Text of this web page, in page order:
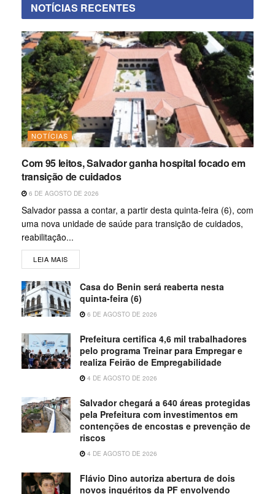
NOTÍCIAS RECENTES
NOTÍCIAS
Com 95 leitos, Salvador ganha hospital focado em
transição de cuidados
6 DE AGOSTO DE 2026
Salvador passa a contar, a partir desta quinta-feira (6), com
uma nova unidade de saúde para transição de cuidados,
reabilitação...
LEIA MAIS
Casa do Benin será reaberta nesta
quinta-feira (6)
6 DE AGOSTO DE 2026
Prefeitura certifica 4,6 mil trabalhadores
pelo programa Treinar para Empregar e
realiza Feirão de Empregabilidade
4 DE AGOSTO DE 2026
Salvador chegará a 640 áreas protegidas
pela Prefeitura com investimentos em
contenções de encostas e prevenção de
riscos
4 DE AGOSTO DE 2026
Flávio Dino autoriza abertura de dois
novos inquéritos da PF envolvendo